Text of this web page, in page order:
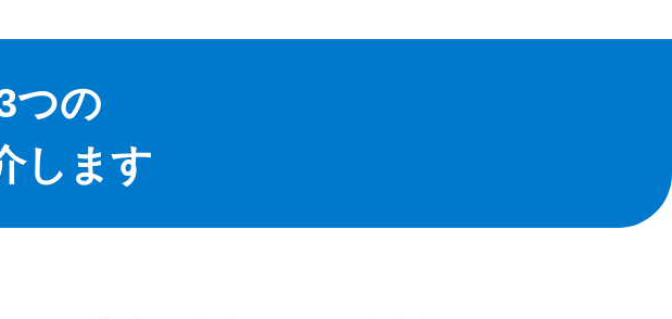
つの
します